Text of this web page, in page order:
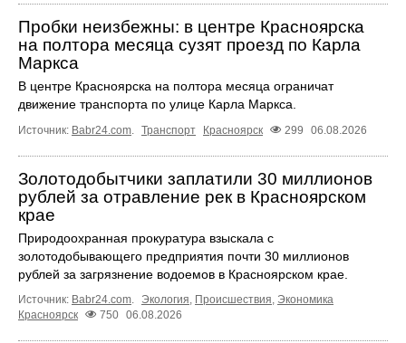
Пробки неизбежны: в центре Красноярска
на полтора месяца сузят проезд по Карла
Маркса
В центре Красноярска на полтора месяца ограничат
движение транспорта по улице Карла Маркса.
Источник: Babr24.com. Транспорт Красноярск 299 06.08.2026
Золотодобытчики заплатили 30 миллионов
рублей за отравление рек в Красноярском
крае
Природоохранная прокуратура взыскала с
золотодобывающего предприятия почти 30 миллионов
рублей за загрязнение водоемов в Красноярском крае.
Источник: Babr24.com. Экология, Происшествия, Экономика
Красноярск
750 06.08.2026